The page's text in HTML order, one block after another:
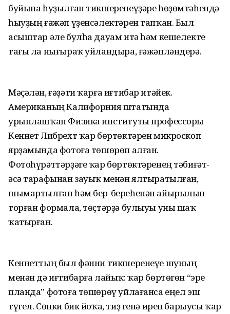
буйына һуҙылған тикшеренеүҙәре һөҙөмтәһендә
һыуҙың ғәжәп үҙенсәлектәрен тапҡан. Был
асыштар әле булһа дауам итә һәм кешелекте
тағы ла нығыраҡ уйландыра, ғәжәпләндерә.
Мәҫәлән, ғәҙәти ҡарға иғтибар итәйек.
Американың Калифорния штатында
урынлашҡан Физика институты профессоры
Кеннет Либрехт ҡар бөртөктәрен микроскоп
ярҙамында фотоға төшөрөп алған.
Фотоһүрәттәрҙәге ҡар бөртөктәренең тәбиғәт-
әсә тарафынан зауыҡ менән ялтыратылған,
шымартылған һәм бер-береһенән айырылып
торған формала, төҫтәрҙә булыуы уны шаҡ
ҡатырған.
Кеннеттың был фәнни тикшеренеүе шуның
менән дә иғтибарға лайыҡ: ҡар бөртөгөн “эре
планда” фотоға төшөрөү уйлағанса еңел эш
түгел. Сөнки бик йоҡа, тиҙ генә иреп барыусы ҡар